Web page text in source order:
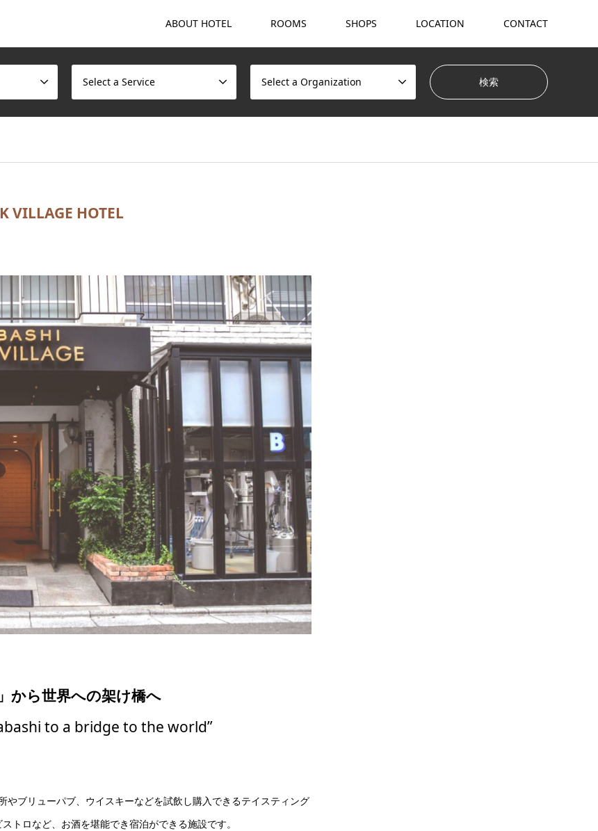
ABOUT HOTEL ROOMS SHOPS LOCATION CONTACT
Select a Service Select a Organization
VILLAGE HOTEL
から世界への架け橋へ
to a bridge to the world”
ブリューパブ、ウイスキーなどを試飲し購入できるテイスティング
トロなど、お酒を堪能でき宿泊ができる施設です。